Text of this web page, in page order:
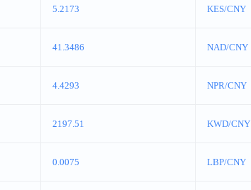
5.2173 KES/CNY
41.3486 NAD/CNY
4.4293 NPR/CNY
2197.51 KWD/CNY
0.0075 LBP/CNY